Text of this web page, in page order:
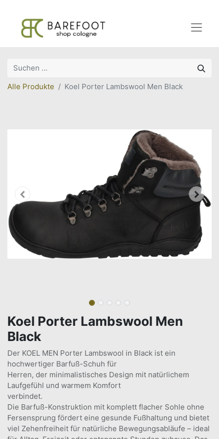
Alle Produkte Koel Porter Lambswool Men Black
Koel Porter Lambswool Men
Black
Der KOEL MEN Porter Lambswool in Black ist ein
hochwertiger Barfuß-Schuh für
Herren, der minimalistisches Design mit natürlichem
Laufgefühl und warmem Komfort
verbindet.
Die Barfuß-Konstruktion mit komplett flacher Sohle ohne
Fersensprung fördert eine gesunde Fußhaltung und bietet
viel Zehenfreiheit für natürliche Bewegungsabläufe – ideal